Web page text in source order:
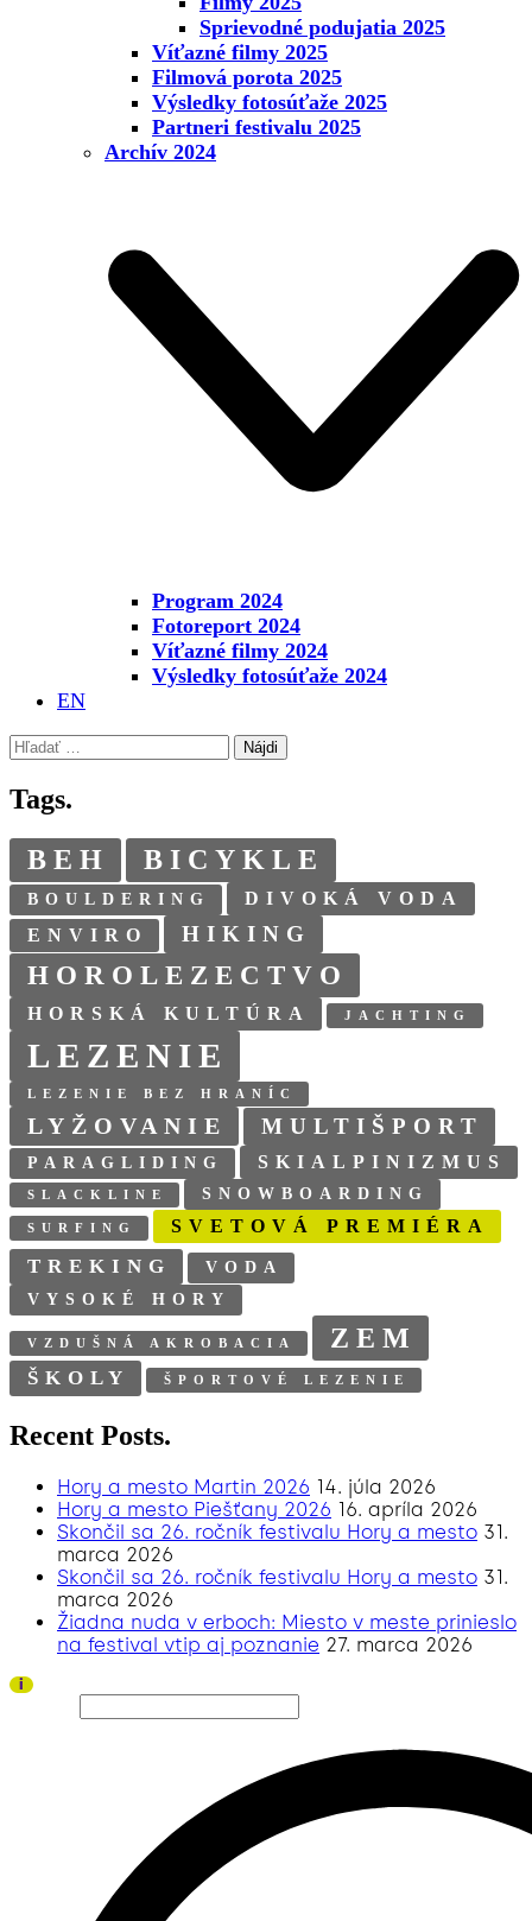
Sprievodné podujatia 2025
Víťazné filmy 2025
Filmová porota 2025
Výsledky fotosúťaže 2025
Partneri festivalu 2025
Archív 2024
Program 2024
Fotoreport 2024
Víťazné filmy 2024
Výsledky fotosúťaže 2024
EN
Hľadať:
Tags.
BEH
BICYKLE
BOULDERING
DIVOKÁ VODA
ENVIRO
HIKING
HOROLEZECTVO
HORSKÁ KULTÚRA JACHTING
LEZENIE
LEZENIE BEZ HRANÍC
LYŽOVANIE MULTIŠPORT
PARAGLIDING SKIALPINIZMUS
SLACKLINE SNOWBOARDING
SURFING SVETOVÁ PREMIÉRA
TREKING
VODA
VYSOKÉ HORY
VZDUŠNÁ AKROBACIA ZEM
ŠKOLY ŠPORTOVÉ LEZENIE
Recent Posts.
Hory a mesto Martin 2026 14. júla 2026
Hory a mesto Piešťany 2026 16. apríla 2026
Skončil sa 26. ročník festivalu Hory a mesto 31.
marca 2026
Skončil sa 26. ročník festivalu Hory a mesto 31.
marca 2026
Žiadna nuda v erboch: Miesto v meste prinieslo
na festival vtip aj poznanie 27. marca 2026
i